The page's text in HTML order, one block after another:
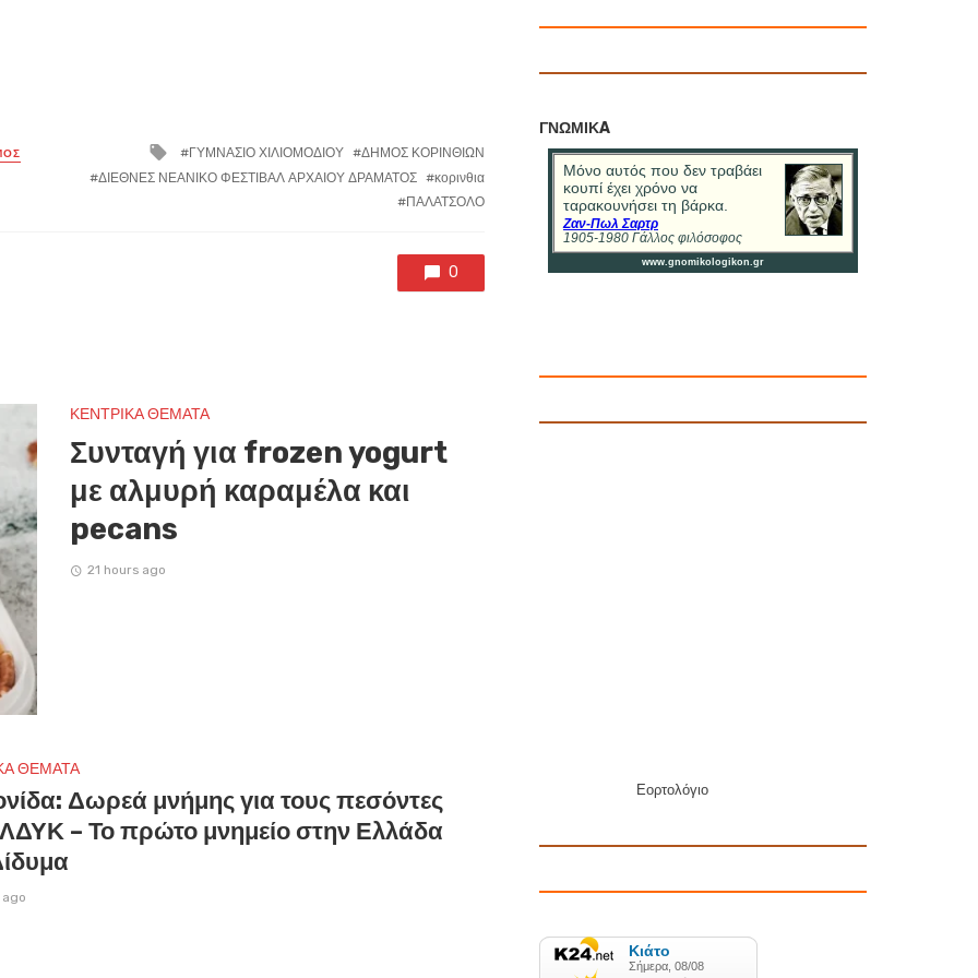
Tagged
with
ΓΥΜΝΑΣΙΟ ΧΙΛΙΟΜΟΔΙΟΥ
ΔΗΜΟΣ ΚΟΡΙΝΘΙΩΝ
ΔΙΕΘΝΕΣ ΝΕΑΝΙΚΟ ΦΕΣΤΙΒΑΛ ΑΡΧΑΙΟΥ ΔΡΑΜΑΤΟΣ
κορινθια
ΠΑΛΑΤΣΟΛΟ
0
ΚΕΝΤΡΙΚΑ ΘΕΜΑΤΑ
Συνταγή για frozen yogurt
με αλμυρή καραμέλα και
pecans
21 hours ago
ΘΕΜΑΤΑ
Δωρεά μνήμης για τους πεσόντες
– Το πρώτο μνημείο στην Ελλάδα
ΓΝΩΜΙΚA
Εορτολόγιο